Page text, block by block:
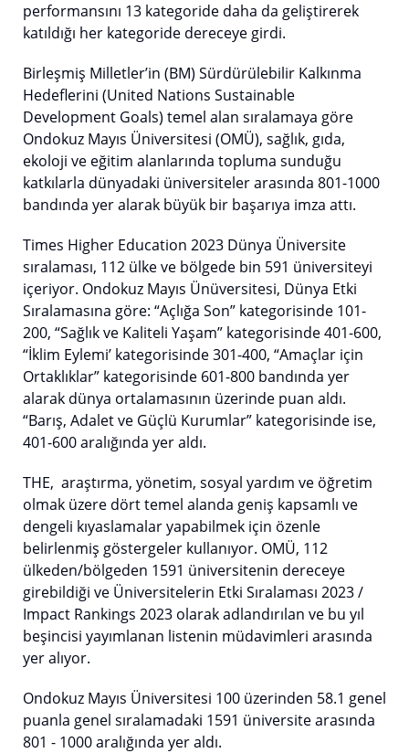
performansını 13 kategoride daha da geliştirerek
katıldığı her kategoride dereceye girdi.
Birleşmiş Milletler’in (BM) Sürdürülebilir Kalkınma
Hedeflerini (United Nations Sustainable
Development Goals) temel alan sıralamaya göre
Ondokuz Mayıs Üniversitesi (OMÜ), sağlık, gıda,
ekoloji ve eğitim alanlarında topluma sunduğu
katkılarla dünyadaki üniversiteler arasında 801-1000
bandında yer alarak büyük bir başarıya imza attı.
Times Higher Education 2023 Dünya Üniversite
sıralaması, 112 ülke ve bölgede bin 591 üniversiteyi
içeriyor. Ondokuz Mayıs Ünüversitesi, Dünya Etki
Sıralamasına göre: “Açlığa Son” kategorisinde 101-
200, “Sağlık ve Kaliteli Yaşam” kategorisinde 401-600,
“İklim Eylemi’ kategorisinde 301-400, “Amaçlar için
Ortaklıklar” kategorisinde 601-800 bandında yer
alarak dünya ortalamasının üzerinde puan aldı.
“Barış, Adalet ve Güçlü Kurumlar” kategorisinde ise,
401-600 aralığında yer aldı.
THE, araştırma, yönetim, sosyal yardım ve öğretim
olmak üzere dört temel alanda geniş kapsamlı ve
dengeli kıyaslamalar yapabilmek için özenle
belirlenmiş göstergeler kullanıyor. OMÜ, 112
ülkeden/bölgeden 1591 üniversitenin dereceye
girebildiği ve Üniversitelerin Etki Sıralaması 2023 /
Impact Rankings 2023 olarak adlandırılan ve bu yıl
beşincisi yayımlanan listenin müdavimleri arasında
yer alıyor.
Ondokuz Mayıs Üniversitesi 100 üzerinden 58.1 genel
puanla genel sıralamadaki 1591 üniversite arasında
801 - 1000 aralığında yer aldı.